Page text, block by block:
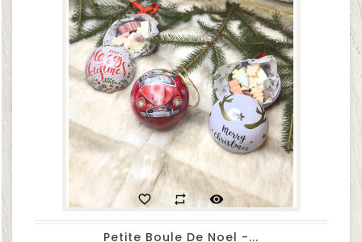
favorite_border repeat visibility
Petite Boule De Noel -...